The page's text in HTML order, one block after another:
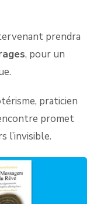
prendra
, pour un
praticien
promet
l’invisible.